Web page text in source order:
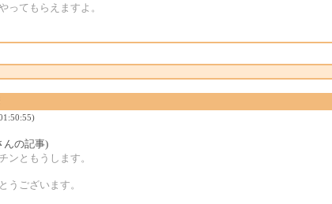
ってもらえますよ。
んの記事)
ンともうします。
うございます。